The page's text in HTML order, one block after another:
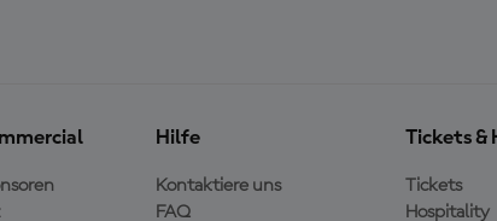
Hilfe
Kontaktiere uns
FAQ
Tickets
Tickets
Hospitality